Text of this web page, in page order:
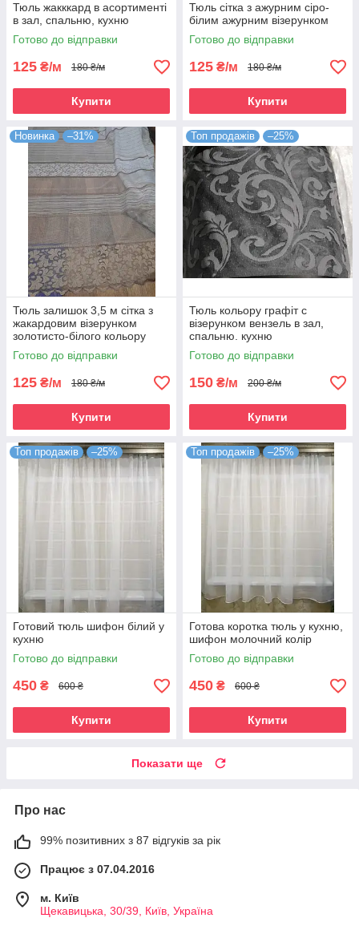
Тюль жакккард в асортименті
в зал, спальню, кухню
Готово до відправки
125 ₴/м 180 ₴/м
Купити
Тюль сітка з ажурним сіро-
білим ажурним візерунком
Готово до відправки
125 ₴/м 180 ₴/м
Купити
Новинка –31%
Тюль залишок 3,5 м сітка з
жакардовим візерунком
золотисто-білого кольору
Готово до відправки
125 ₴/м 180 ₴/м
Купити
Топ продажів –25%
Тюль кольору графіт с
візерунком вензель в зал,
спальню. кухню
Готово до відправки
150 ₴/м 200 ₴/м
Купити
Топ продажів –25%
Готовий тюль шифон білий у
кухню
Готово до відправки
450 ₴ 600 ₴
Купити
Топ продажів –25%
Готова коротка тюль у кухню,
шифон молочний колір
Готово до відправки
450 ₴ 600 ₴
Купити
Показати ще
Про нас
99% позитивних з 87 відгуків за рік
Працює з 07.04.2016
м. Київ
Щекавицька, 30/39, Київ, Україна